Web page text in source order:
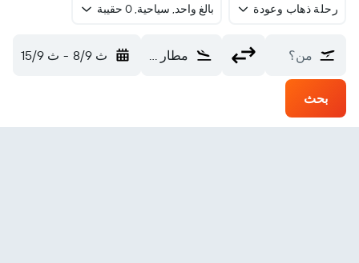
رحلة ذهاب وعودة بالغ واحد, سياحية, 0 حقيبة
من؟ مطار تاينان (TNN) ث 8/9 - ث 15/9
بحث